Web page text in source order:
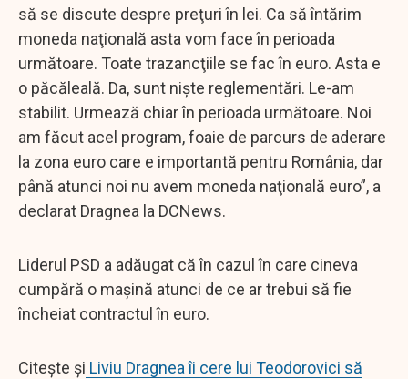
să se discute despre preţuri în lei. Ca să întărim
moneda naţională asta vom face în perioada
următoare. Toate trazancţiile se fac în euro. Asta e
o păcăleală. Da, sunt nişte reglementări. Le-am
stabilit. Urmează chiar în perioada următoare. Noi
am făcut acel program, foaie de parcurs de aderare
la zona euro care e importantă pentru România, dar
până atunci noi nu avem moneda naţională euro”, a
declarat Dragnea la DCNews.
Liderul PSD a adăugat că în cazul în care cineva
cumpără o maşină atunci de ce ar trebui să fie
încheiat contractul în euro.
Citește și Liviu Dragnea îi cere lui Teodorovici să